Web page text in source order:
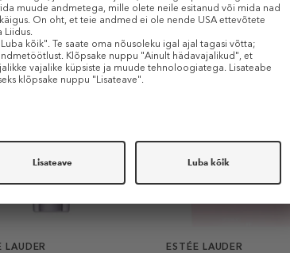
tooted
LAUDER
ESTÉE LAUDER